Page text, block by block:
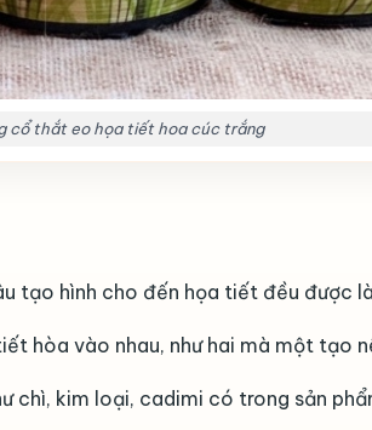
cổ thắt eo họa tiết hoa cúc trắng
tạo hình cho đến họa tiết đều được
hòa vào nhau, như hai mà một tạo
chì, kim loại, cadimi có trong sản